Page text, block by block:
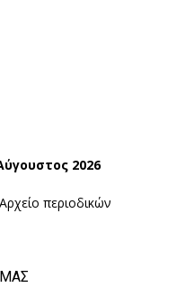
2026
Αρχείο περιοδικών